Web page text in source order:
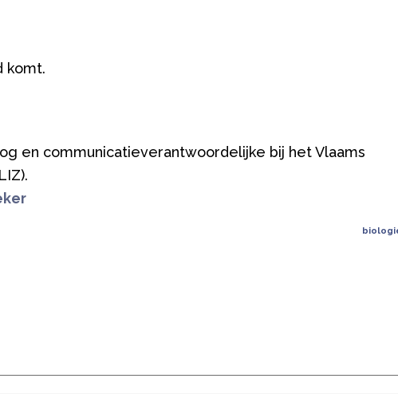
komt.
en communicatieverantwoordelijke bij het Vlaams